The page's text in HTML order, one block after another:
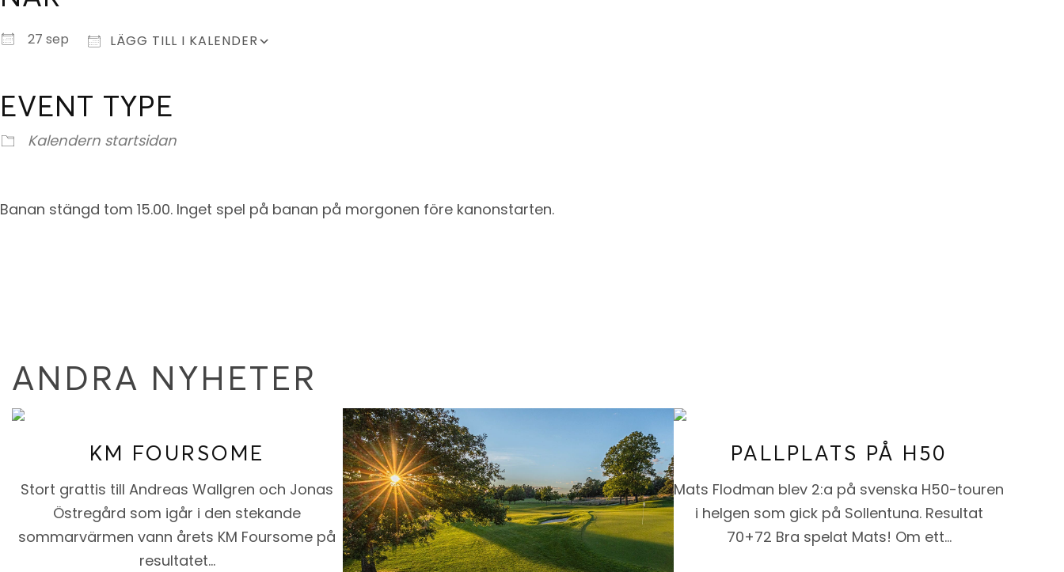
27 sep LÄGG TILL I KALENDER
EVENT TYPE
Kalendern startsidan
Banan stängd tom 15.00. Inget spel på banan på morgonen före kanonstarten.
ANDRA NYHETER
KM FOURSOME
Stort grattis till Andreas Wallgren och Jonas
Östregård som igår i den stekande
sommarvärmen vann årets KM Foursome på
resultatet…
PALLPLATS PÅ H50
Mats Flodman blev 2:a på svenska H50-touren
i helgen som gick på Sollentuna. Resultat
70+72 Bra spelat Mats! Om ett…